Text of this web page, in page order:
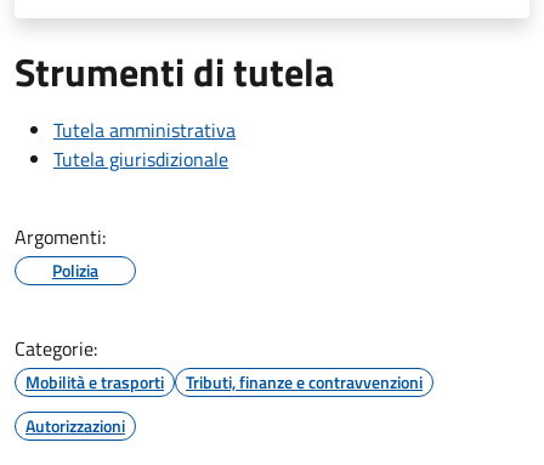
Strumenti di tutela
Tutela amministrativa
Tutela giurisdizionale
Argomenti:
Polizia
Categorie:
Mobilità e trasporti
Tributi, finanze e contravvenzioni
Autorizzazioni